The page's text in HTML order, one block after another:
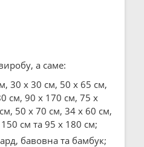
а саме:
30 x 30 см, 50 x 65 см,
см, 90 x 170 см, 75 x
50 x 70 см, 34 x 60 см,
см та 95 x 180 см;
бавовна та бамбук;